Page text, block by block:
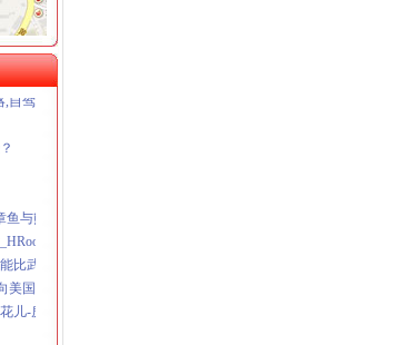
公交路线查询
表彰全国优秀农民工和农民工工作先进
驾看景穿搭都在这了_搜狐旅游
与熊掌_平板电子书网
比武-荆州市|公交总公司-新闻中心
国总裁倪频_新浪汽车_新浪网
儿-房市头条
银行.doc